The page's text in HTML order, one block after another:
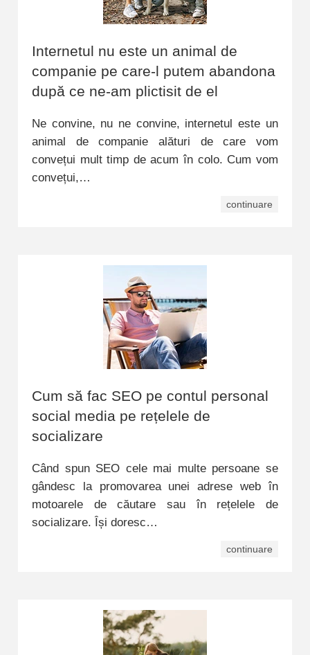
Internetul nu este un animal de
companie pe care-l putem abandona
după ce ne-am plictisit de el
Ne convine, nu ne convine, internetul este un
animal de companie alături de care vom
convețui mult timp de acum în colo. Cum vom
convețui,…
continuare
Cum să fac SEO pe contul personal
social media pe rețelele de
socializare
Când spun SEO cele mai multe persoane se
gândesc la promovarea unei adrese web în
motoarele de căutare sau în rețelele de
socializare. Își doresc…
continuare